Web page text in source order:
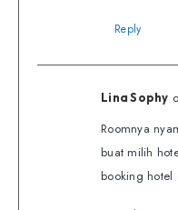
Reply
Lina Sophy
Roomnya
buat milih
booking hotel